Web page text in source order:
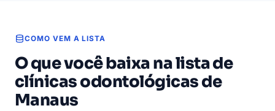
COMO VEM A LISTA
O que você baixa na lista de
clínicas odontológicas de
Manaus